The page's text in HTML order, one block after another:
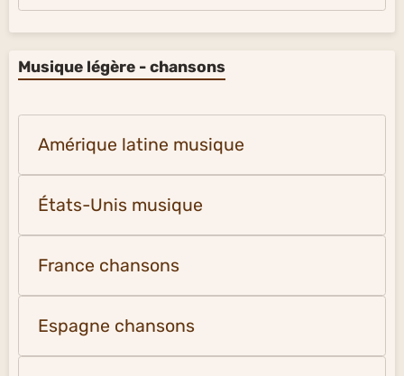
Musique légère - chansons
Amérique latine musique
États-Unis musique
France chansons
Espagne chansons